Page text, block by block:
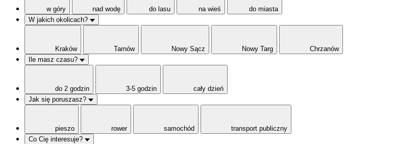
w góry nad wodę do lasu na wieś
do miasta
W jakich okolicach?
Kraków Tarnów Nowy Sącz Nowy Targ
Chrzanów
Ile masz czasu?
do 2 godzin 3-5 godzin
cały dzień
Jak się poruszasz?
pieszo rower samochód
transport publiczny
Co Cię interesuje?